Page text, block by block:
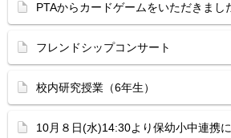
PTAからカードゲームをいただきまし
フレンドシップコンサート
校内研究授業（6年生）
10月８日(水)14:30より保幼小中連携